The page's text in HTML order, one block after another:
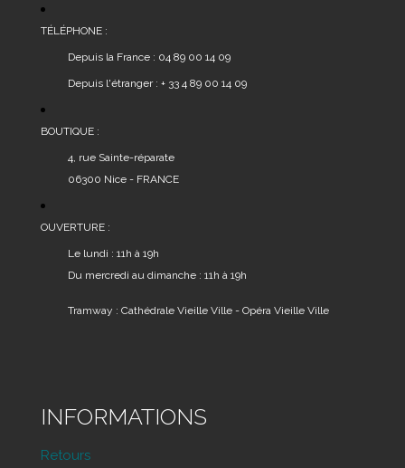
TÉLÉPHONE :
Depuis la France : 04 89 00 14 09
Depuis l'étranger : + 33 4 89 00 14 09
BOUTIQUE :
4, rue Sainte-réparate
06300 Nice - FRANCE
OUVERTURE :
Le lundi : 11h à 19h
Du mercredi au dimanche : 11h à 19h
Tramway : Cathédrale Vieille Ville - Opéra Vieille Ville
INFORMATIONS
Retours